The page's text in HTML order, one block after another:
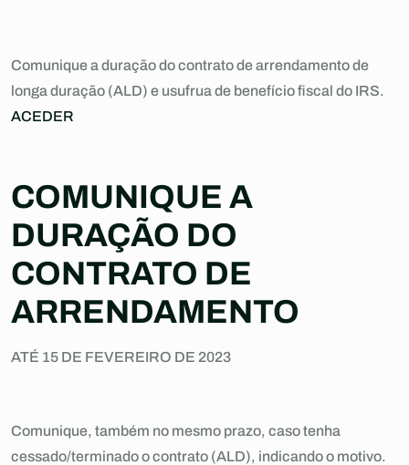
Comunique a duração do contrato de arrendamento de
longa duração (ALD) e usufrua de benefício fiscal do IRS.
ACEDER
COMUNIQUE A
DURAÇÃO DO
CONTRATO DE
ARRENDAMENTO
ATÉ 15 DE FEVEREIRO DE 2023
Comunique, também no mesmo prazo, caso tenha
cessado/terminado o contrato (ALD), indicando o motivo.